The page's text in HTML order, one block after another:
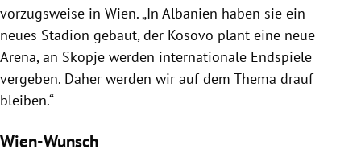
vorzugsweise in Wien. „In Albanien haben sie ein
neues Stadion gebaut, der Kosovo plant eine neue
Arena, an Skopje werden internationale Endspiele
vergeben. Daher werden wir auf dem Thema drauf
bleiben.“
Wien-Wunsch